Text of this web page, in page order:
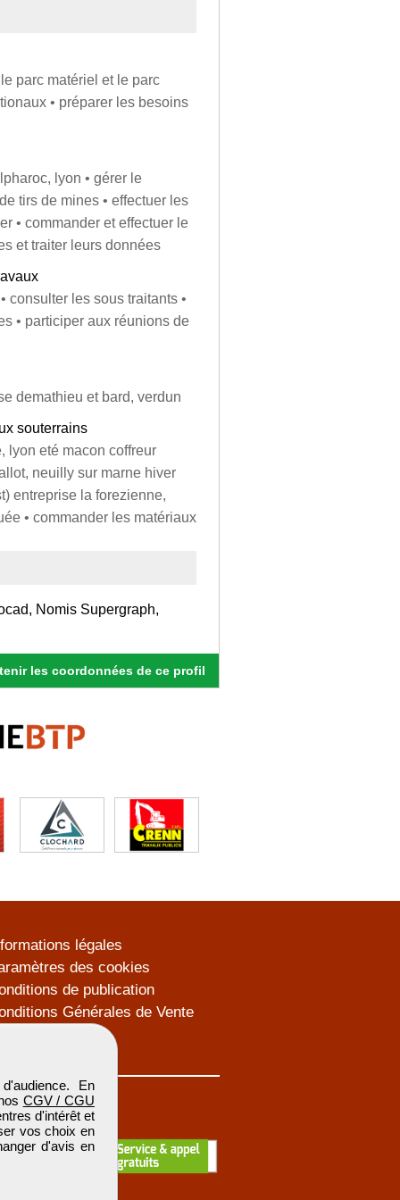
parc matériel et le parc
• préparer les besoins
lyon • gérer le
tirs de mines • effectuer les
• commander et effectuer le
et traiter leurs données
consulter les sous traitants •
• participer aux réunions de
demathieu et bard, verdun
souterrains
lyon eté macon coffreur
neuilly sur marne hiver
entreprise la forezienne,
• commander les matériaux
Nomis Supergraph,
les coordonnées de ce profil
En
CGV / CGU
d'intérêt et
vos choix en
d'avis en
légales
des cookies
de publication
Générales de Vente